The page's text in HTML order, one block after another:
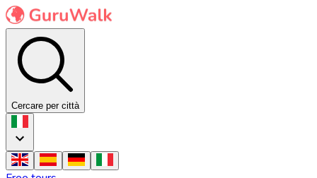
Cercare per città